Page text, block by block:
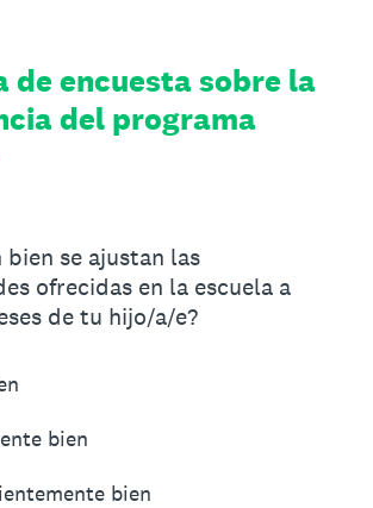
de encuesta sobre la
del programa
bien se ajustan las
ofrecidas en la escuela a
de tu hijo/a/e?
bien
bien